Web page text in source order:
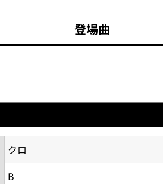
登場曲
クロ
B